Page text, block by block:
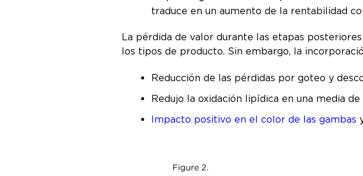
traduce en un aumento de la rentabilidad
La pérdida de valor durante las etapas
los tipos de producto. Sin embargo, la
Reducción de las pérdidas por goteo y
Redujo la oxidación lipídica en una media de
Impacto positivo en el color de las gambas